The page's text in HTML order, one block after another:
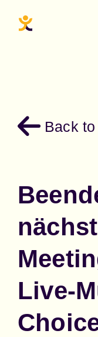
Back
Live-